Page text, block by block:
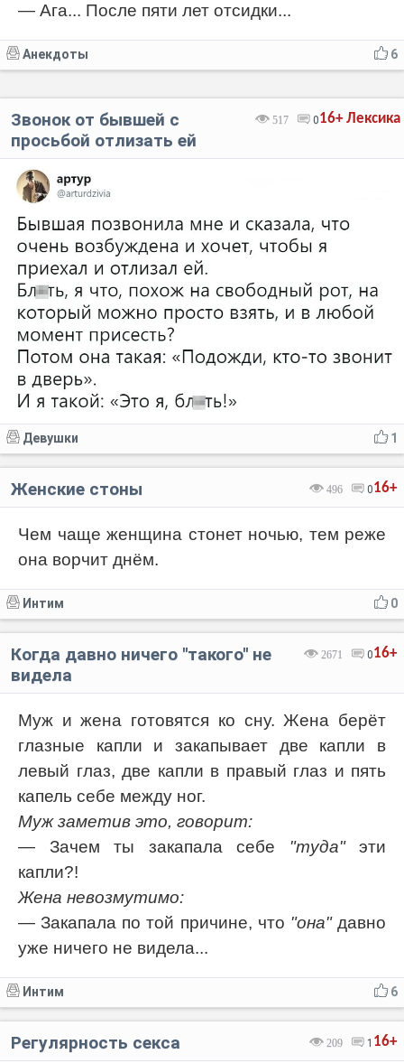
— Ага... После пяти лет отсидки...
6
Анекдоты
Лексика
16+
517 0
Звонок от бывшей с
просьбой отлизать ей
1
Девушки
16+
496 0
Женские стоны
Чем чаще женщина стонет ночью, тем реже
она ворчит днём.
0
Интим
16+
2671 0
Когда давно ничего ''такого'' не
видела
Муж и жена готовятся ко сну. Жена берёт
глазные капли и закапывает две капли в
левый глаз, две капли в правый глаз и пять
капель себе между ног.
Муж заметив это, говорит:
— Зачем ты закапала себе "туда"эти
капли?!
Жена невозмутимо:
— Закапала по той причине, что "она"давно
уже ничего не видела...
6
Интим
16+
209 1
Регулярность секса